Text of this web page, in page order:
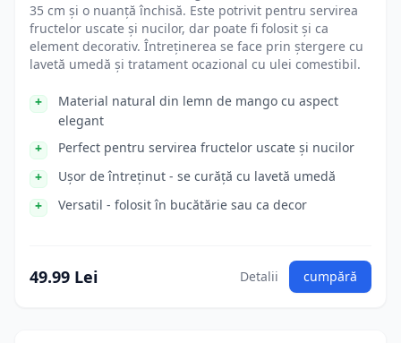
35 cm și o nuanță închisă. Este potrivit pentru servirea
fructelor uscate și nucilor, dar poate fi folosit și ca
element decorativ. Întreținerea se face prin ștergere cu
lavetă umedă și tratament ocazional cu ulei comestibil.
Material natural din lemn de mango cu aspect
elegant
Perfect pentru servirea fructelor uscate și nucilor
Ușor de întreținut - se curăță cu lavetă umedă
Versatil - folosit în bucătărie sau ca decor
49.99 Lei Detalii cumpără